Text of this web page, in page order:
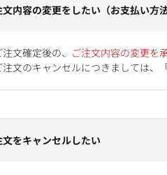
文内容の変更をしたい（お支払い方
注文確定後の、 ご注文内容の変更を
注文のキャンセルにつきましては、
文をキャンセルしたい